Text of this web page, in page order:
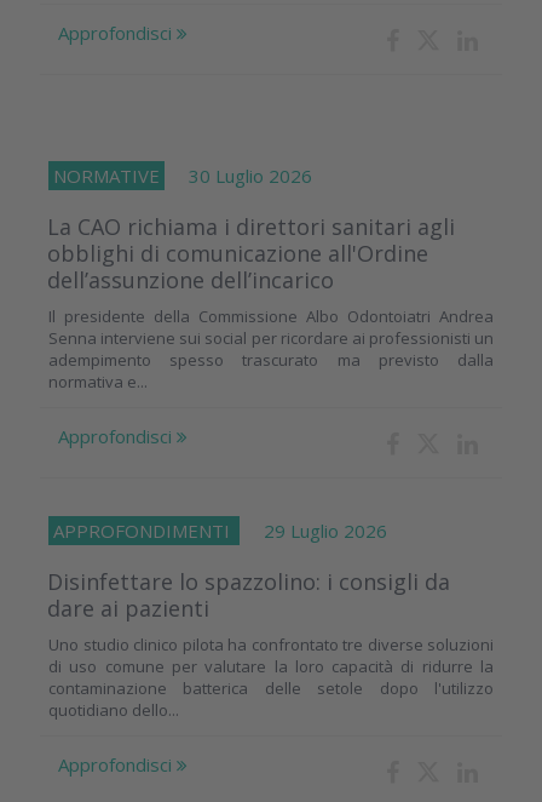
Approfondisci
NORMATIVE 30 Luglio 2026
La CAO richiama i direttori sanitari agli
obblighi di comunicazione all'Ordine
dell’assunzione dell’incarico
Il presidente della Commissione Albo Odontoiatri Andrea
Senna interviene sui social per ricordare ai professionisti un
adempimento spesso trascurato ma previsto dalla
normativa e...
Approfondisci
APPROFONDIMENTI 29 Luglio 2026
Disinfettare lo spazzolino: i consigli da
dare ai pazienti
Uno studio clinico pilota ha confrontato tre diverse soluzioni
di uso comune per valutare la loro capacità di ridurre la
contaminazione batterica delle setole dopo l'utilizzo
quotidiano dello...
Approfondisci